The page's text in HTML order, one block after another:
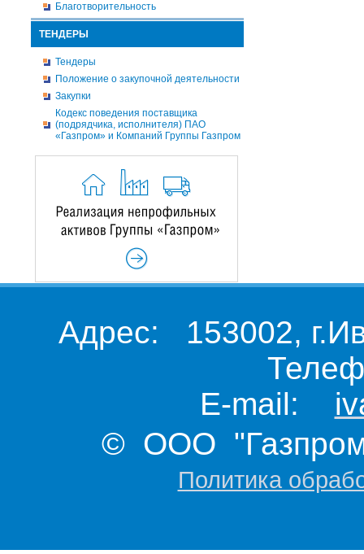
Благотворительность
ТЕНДЕРЫ
Тендеры
Положение о закупочной деятельности
Закупки
Кодекс поведения поставщика
(подрядчика, исполнителя) ПАО
«Газпром» и Компаний Группы Газпром
Адрес: 153002,
E-mail:
© ООО "Газпром
Политика